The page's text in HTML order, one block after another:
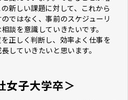
新しい課題に対して、これから
ではなく、事前のスケジューリ
談を意識していきたいです。
正しく判断し、効率よく仕事を
していきたいと思います。
女子大学卒＞